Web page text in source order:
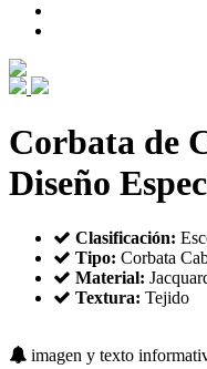
Corbata de
Diseño
Clasificación:
Tipo: Corbata
Material:
Textura: Tejido
imagen y texto